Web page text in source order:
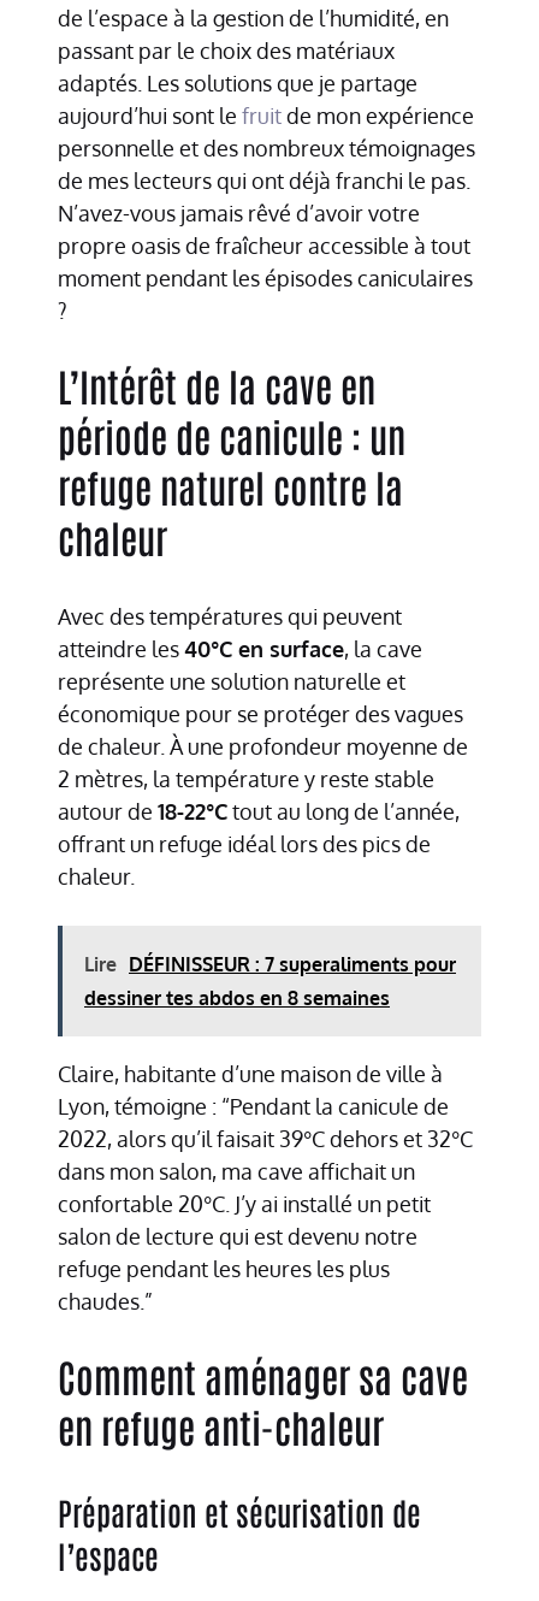
de l’espace à la gestion de l’humidité, en
passant par le choix des matériaux
adaptés. Les solutions que je partage
aujourd’hui sont le fruitde mon expérience
personnelle et des nombreux témoignages
de mes lecteurs qui ont déjà franchi le pas.
N’avez-vous jamais rêvé d’avoir votre
propre oasis de fraîcheur accessible à tout
moment pendant les épisodes caniculaires
?
L’Intérêt de la cave en
période de canicule : un
refuge naturel contre la
chaleur
Avec des températures qui peuvent
atteindre les40°C en surface, la cave
représente une solution naturelle et
économique pour se protéger des vagues
de chaleur. À une profondeur moyenne de
2 mètres, la température y reste stable
autour de 18-22°Ctout au long de l’année,
offrant un refuge idéal lors des pics de
chaleur.
Lire DÉFINISSEUR : 7 superaliments pour
dessiner tes abdos en 8 semaines
Claire, habitante d’une maison de ville à
Lyon, témoigne : “Pendant la canicule de
2022, alors qu’il faisait 39°C dehors et 32°C
dans mon salon, ma cave affichait un
confortable 20°C. J’y ai installé un petit
salon de lecture qui est devenu notre
refuge pendant les heures les plus
chaudes.”
Comment aménager sa cave
en refuge anti-chaleur
Préparation et sécurisation de
l’espace